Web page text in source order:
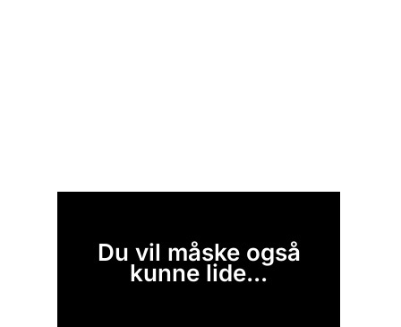
Du vil måske også
kunne lide...